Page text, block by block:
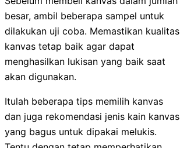
besar, ambil beberapa sampel untuk
dilakukan uji coba. Memastikan kualitas
kanvas tetap baik agar dapat
menghasilkan lukisan yang baik saat
akan digunakan.
Itulah beberapa tips memilih kanvas
dan juga rekomendasi jenis kain kanvas
yang bagus untuk dipakai melukis.